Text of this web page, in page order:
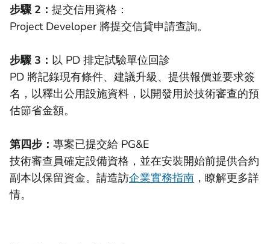
步驟 2： 提交信用資格：
Project Developer 將提交信貸申請查詢。
步驟 3： 以 PD 排定試驗單位回診
PD 將記錄現有條件、建議升級、提供報價並要求簽
名，以釋出公用設施資料，以開發用於技術審查的預
估節省金額。
第四步： 專案已提交給 PG&E
技術審查員確定設備資格，並在安裝開始前提供合約
副本以保留資金。請造訪企業實務指南 ，瞭解更多詳
情。